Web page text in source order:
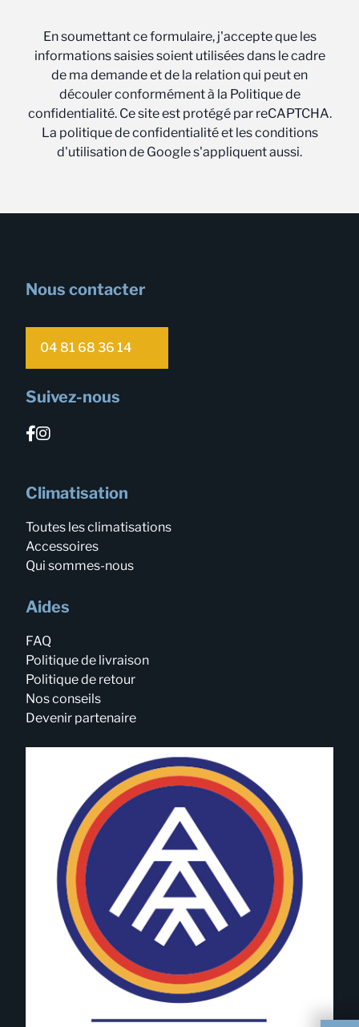
En soumettant ce formulaire, j'accepte que les
informations saisies soient utilisées dans le cadre
de ma demande et de la relation qui peut en
découler conformément à la Politique de
confidentialité. Ce site est protégé par reCAPTCHA.
La politique de confidentialité et les conditions
d'utilisation de Google s'appliquent aussi.
Nous contacter
04 81 68 36 14
Suivez-nous
Climatisation
Toutes les climatisations
Accessoires
Qui sommes-nous
Aides
FAQ
Politique de livraison
Politique de retour
Nos conseils
Devenir partenaire